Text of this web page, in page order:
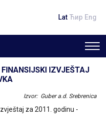
Lat Ћир Eng
FINANSIJSKI IZVJEŠTAJ
Izvor: Guber a.d. Srebrenica
za 2011. godinu -